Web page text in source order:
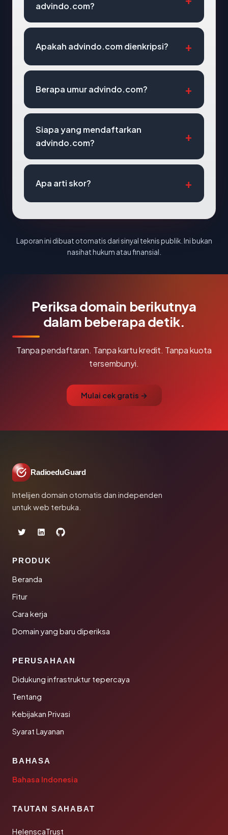
advindo.com?
Apakah advindo.com dienkripsi?
Berapa umur advindo.com?
Siapa yang mendaftarkan
advindo.com?
Apa arti skor?
Laporan ini dibuat otomatis dari sinyal teknis publik. Ini bukan
nasihat hukum atau finansial.
Periksa domain berikutnya
dalam beberapa detik.
Tanpa pendaftaran. Tanpa kartu kredit. Tanpa kuota
tersembunyi.
Mulai cek gratis →
RadioeduGuard
Intelijen domain otomatis dan independen
untuk web terbuka.
PRODUK
Beranda
Fitur
Cara kerja
Domain yang baru diperiksa
PERUSAHAAN
Didukung infrastruktur tepercaya
Tentang
Kebijakan Privasi
Syarat Layanan
BAHASA
Bahasa Indonesia
TAUTAN SAHABAT
HelenscaTrust